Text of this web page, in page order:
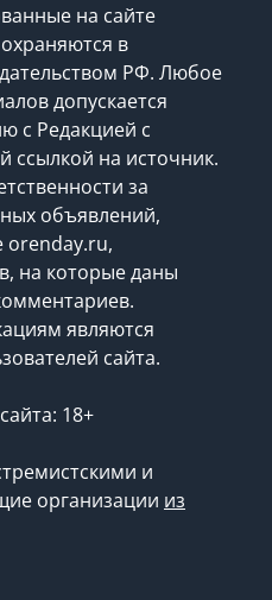
на сайте
в
РФ. Любое
допускается
с Редакцией с
ссылкой на источник.
за
объявлений,
orenday.ru,
на которые даны
являются
сайта.
18+
и
организации из